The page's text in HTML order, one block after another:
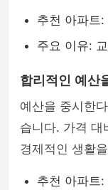
추천 아파트
주요 이유:
합리적인 예산
예산을 중시한
습니다. 가격 대
경제적인 생활
추천 아파트: